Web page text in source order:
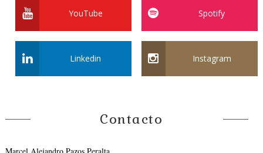
YouTube Spotify
Linkedin Instagram
Contacto